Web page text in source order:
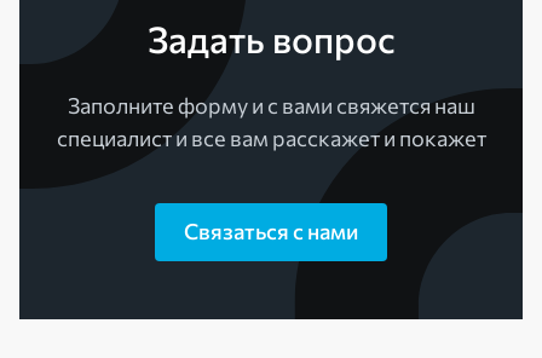
Задать вопрос
Заполните форму и с вами свяжется наш
специалист и все вам расскажет и покажет
Связаться с нами